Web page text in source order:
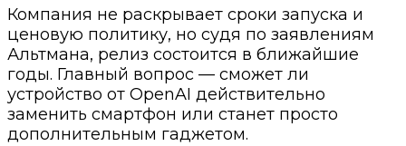
Компания не раскрывает сроки запуска и
ценовую политику, но судя по заявлениям
Альтмана, релиз состоится в ближайшие
годы. Главный вопрос — сможет ли
устройство от OpenAI действительно
заменить смартфон или станет просто
дополнительным гаджетом.